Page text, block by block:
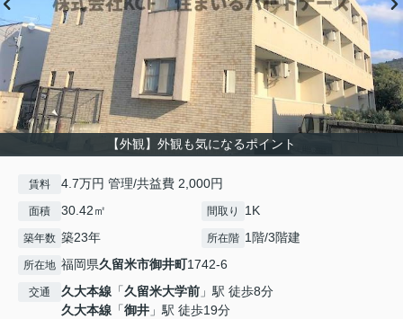
【外観】外観も気になるポイント
賃料 4.7万円 管理/共益費 2,000円
面積 30.42㎡ 間取り 1K
築年数 築23年 所在階 1階/3階建
所在地 福岡県久留米市御井町1742-6
交通 久大本線 「久留米大学前 」駅 徒歩8分
久大本線 「御井 」駅 徒歩19分